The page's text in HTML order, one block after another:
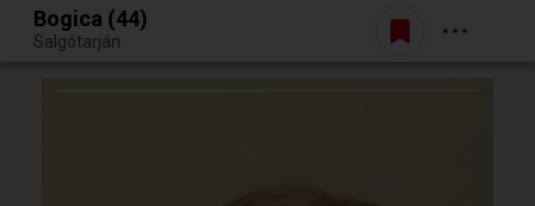
Egy jó randiból bármi lehet.
Belépés
Bogica (44)
Salgótarján